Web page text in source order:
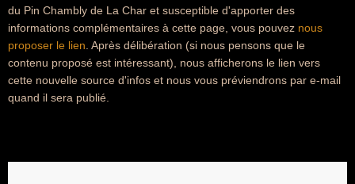
du Pin Chambly de La Char et susceptible d'apporter des
informations complémentaires à cette page, vous pouvez nous
proposer le lien . Après délibération (si nous pensons que le
contenu proposé est intéressant), nous afficherons le lien vers
cette nouvelle source d'infos et nous vous préviendrons par e-mail
quand il sera publié.